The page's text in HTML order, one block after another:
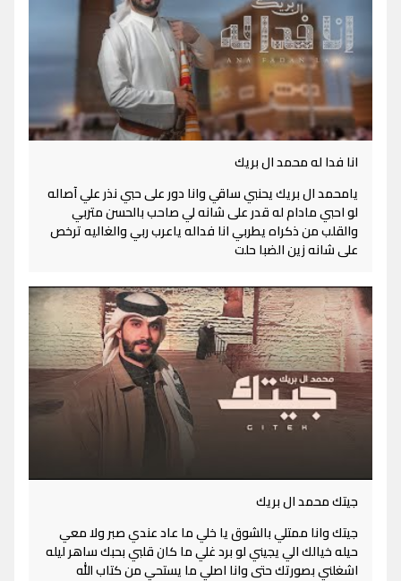
انا فدا له محمد ال بريك
يامحمد ال بريك يحنبي ساقي وانا دور على حبي نذر علي آصاله
لو احبي مادام له قدر على شانه لي صاحب بالحسن متربي
والقلب من ذكراه يطربي انا فداله ياعرب ربي والغاليه ترخص
على شانه زين الضبا حلت
جيتك محمد ال بريك
جيتك وانا ممتلي بالشوق يا خلي ما عاد عندي صبر ولا معي
حيله خيالك الي يجيني لو برد غلي ما كان قلبي بحبك ساهر ليله
اشغلني بصورتك حتى وانا اصلي ما يستحي من كتاب الله